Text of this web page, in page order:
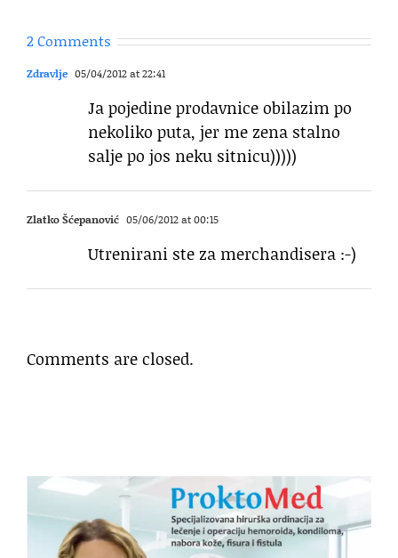
2 Comments
Zdravlje 05/04/2012 at 22:41
Ja pojedine prodavnice obilazim po
nekoliko puta, jer me zena stalno
salje po jos neku sitnicu)))))
Zlatko Šćepanović 05/06/2012 at 00:15
Utrenirani ste za merchandisera :-)
Comments are closed.